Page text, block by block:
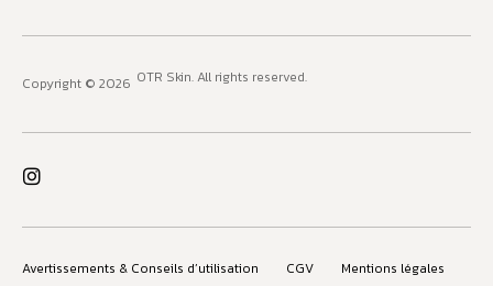
Copyright © 2026 OTR Skin. All rights reserved.
Avertissements & Conseils d’utilisation CGV Mentions légales